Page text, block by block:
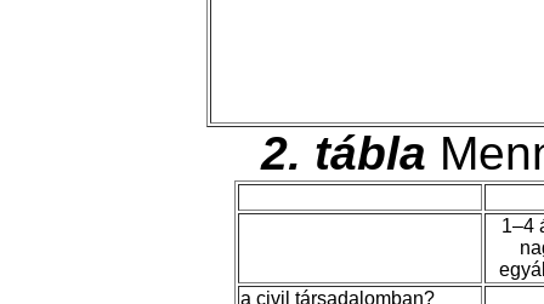
2. tábla
1–4
a civil társadalomban?